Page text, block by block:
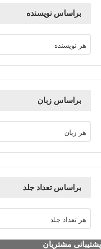
براساس نویسنده
هر نویسنده
براساس زبان
هر زبان
براساس تعداد جلد
هر تعداد جلد
پشتیبانی مشتریان